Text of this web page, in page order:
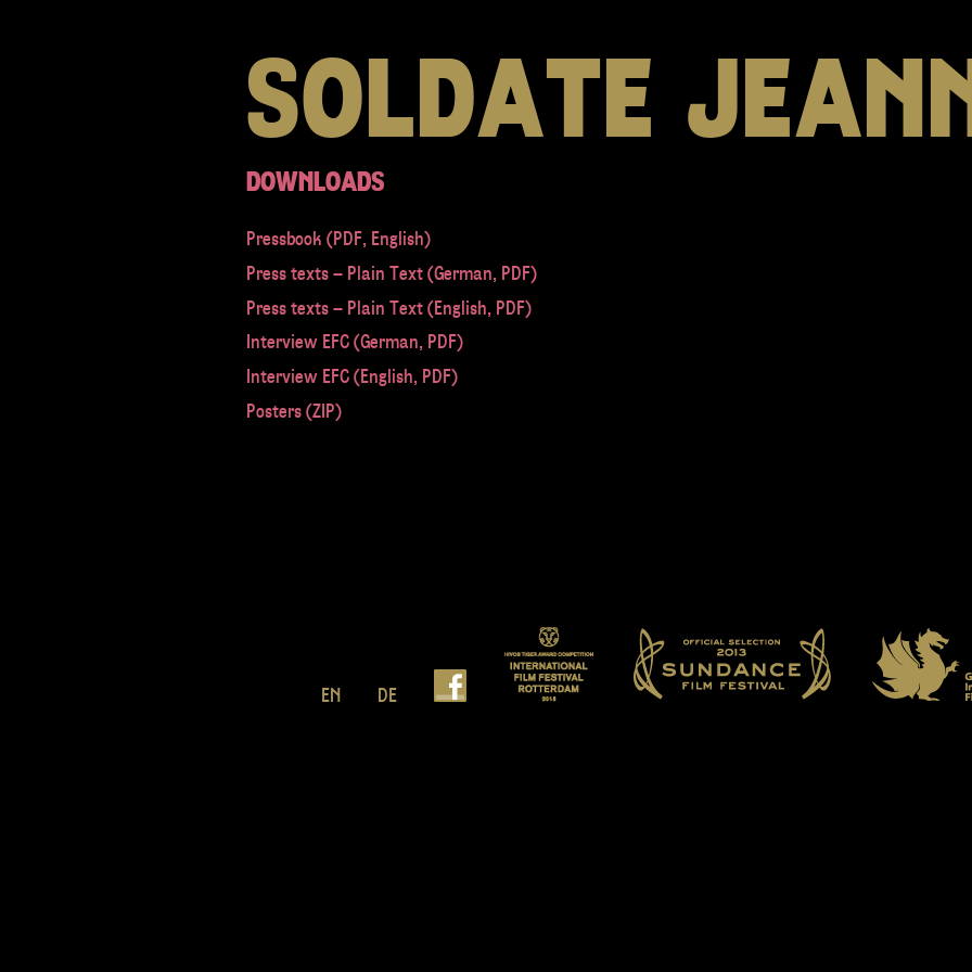
SOLDATE
DOWNLOADS
Pressbook (PDF, English)
Press texts – Plain Text (German, PDF)
Press texts – Plain Text (English, PDF)
Interview EFC (German, PDF)
Interview EFC (English, PDF)
Posters (ZIP)
EN DE